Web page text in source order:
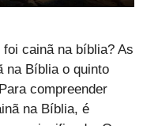
cainã na bíblia? As
na Bíblia o quinto
compreender
na Bíblia, é